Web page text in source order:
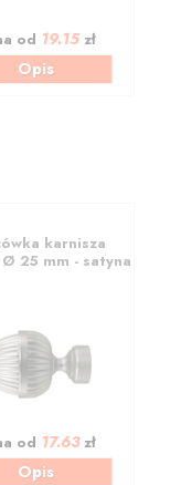
od 19.15 zł
Opis
karnisza
25 mm - satyna
od 17.63zł
Opis